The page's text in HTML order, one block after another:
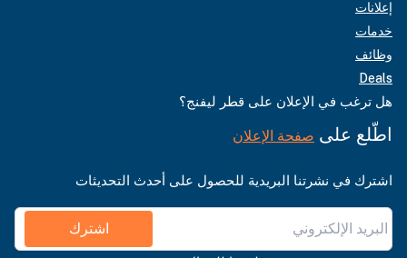
إعلانات
خدمات
وظائف
Deals
هل ترغب في الإعلان على قطر ليفنج؟
اطّلع على صفحة الإعلان
اشترك في نشرتنا البريدية للحصول على أحدث التحديثات
اشترك